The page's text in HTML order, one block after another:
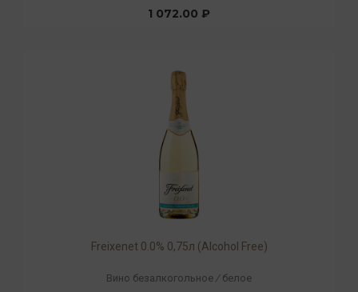
1 072.00 ₽
Freixenet 0.0% 0,75л (Alcohol Free)
Вино безалкогольное / белое